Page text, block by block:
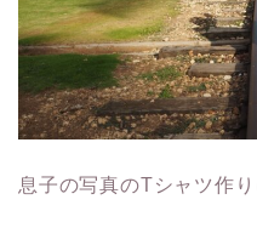
息子の写真のTシャツ作